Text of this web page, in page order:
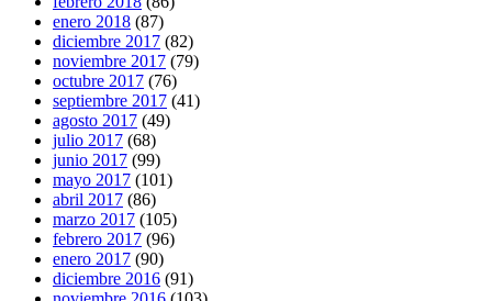
enero 2018 (87)
diciembre 2017 (82)
noviembre 2017 (79)
octubre 2017 (76)
septiembre 2017 (41)
agosto 2017 (49)
julio 2017 (68)
junio 2017 (99)
mayo 2017 (101)
abril 2017 (86)
marzo 2017 (105)
febrero 2017 (96)
enero 2017 (90)
diciembre 2016 (91)